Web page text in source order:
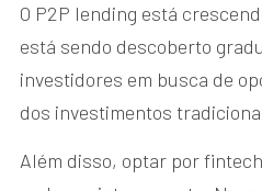
O P2P lending está
está sendo descoberto
investidores em busca de
dos investimentos
Além disso, optar por